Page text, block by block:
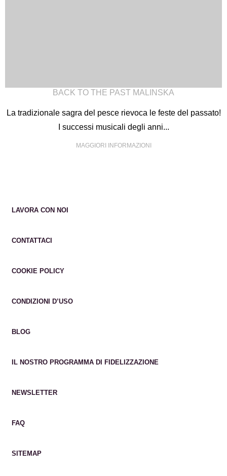
BACK TO THE PAST MALINSKA
La tradizionale sagra del pesce rievoca le feste del passato!
I successi musicali degli anni...
MAGGIORI INFORMAZIONI
LAVORA CON NOI
CONTATTACI
COOKIE POLICY
CONDIZIONI D’USO
BLOG
IL NOSTRO PROGRAMMA DI FIDELIZZAZIONE
NEWSLETTER
FAQ
SITEMAP